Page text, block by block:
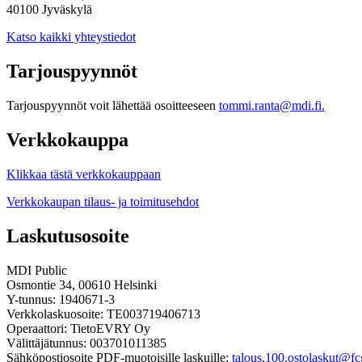
40100 Jyväskylä
Katso kaikki yhteystiedot
Tarjouspyynnöt
Tarjouspyynnöt voit lähettää osoitteeseen tommi.ranta@mdi.fi.
Verkkokauppa
Klikkaa tästä verkkokauppaan
Verkkokaupan tilaus- ja toimitusehdot
Laskutusosoite
MDI Public
Osmontie 34, 00610 Helsinki
Y-tunnus: 1940671-3
Verkkolaskuosoite: TE003719406713
Operaattori: TietoEVRY Oy
Välittäjätunnus: 003701011385
Sähköpostiosoite PDF-muotoisille laskuille: